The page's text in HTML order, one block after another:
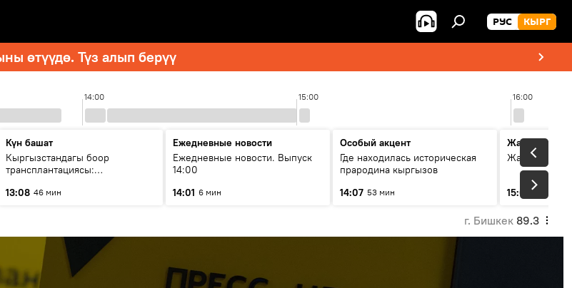
РУС КЫРГ
өтүүдө. Түз алып берүү
14:00 15:00 16:00
Күн башат
Кыргызстандагы боор
трансплантациясы:
келечеги
13:08 46 мин
Ежедневные новости
Ежедневные новости. Выпуск
14:00
14:01 6 мин
Особый акцент
Где находилась историческая
прародина кыргызов
14:07 53 мин
Жаңылыктар
15:01 3 мин
г. Бишкек 89.3